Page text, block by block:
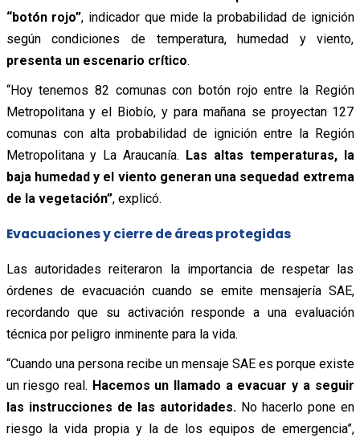
“botón rojo”, indicador que mide la probabilidad de ignición
según condiciones de temperatura, humedad y viento,
presenta un escenario crítico.
“Hoy tenemos 82 comunas con botón rojo entre la Región
Metropolitana y el Biobío, y para mañana se proyectan 127
comunas con alta probabilidad de ignición entre la Región
Metropolitana y La Araucanía.
Las altas temperaturas, la
baja humedad y el viento generan una sequedad extrema
de la vegetación”, explicó.
Evacuaciones y cierre de áreas protegidas
Las autoridades reiteraron la importancia de respetar las
órdenes de evacuación cuando se emite mensajería SAE,
recordando que su activación responde a una evaluación
técnica por peligro inminente para la vida.
“Cuando una persona recibe un mensaje SAE es porque existe
un riesgo real. Hacemos un llamado a evacuar y a seguir
las instrucciones de las autoridades.No hacerlo pone en
riesgo la vida propia y la de los equipos de emergencia”,